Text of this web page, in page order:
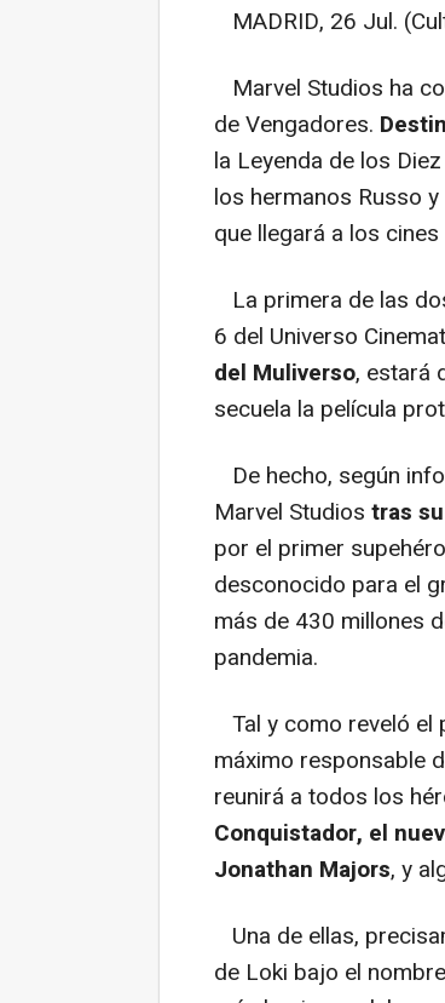
MADRID, 26 Jul.
Marvel Studios ha
de Vengadores.
la Leyenda de los
los hermanos Russo
que llegará a los
La primera de las
6 del Universo
del Muliverso, estará
secuela la película
De hecho, según
Marvel Studios tras
por el primer
desconocido para el
más de 430 millones
pandemia.
Tal y como reveló el
máximo responsable
reunirá a todos los
Conquistador, el
Jonathan Majors, y
Una de ellas,
de Loki bajo el